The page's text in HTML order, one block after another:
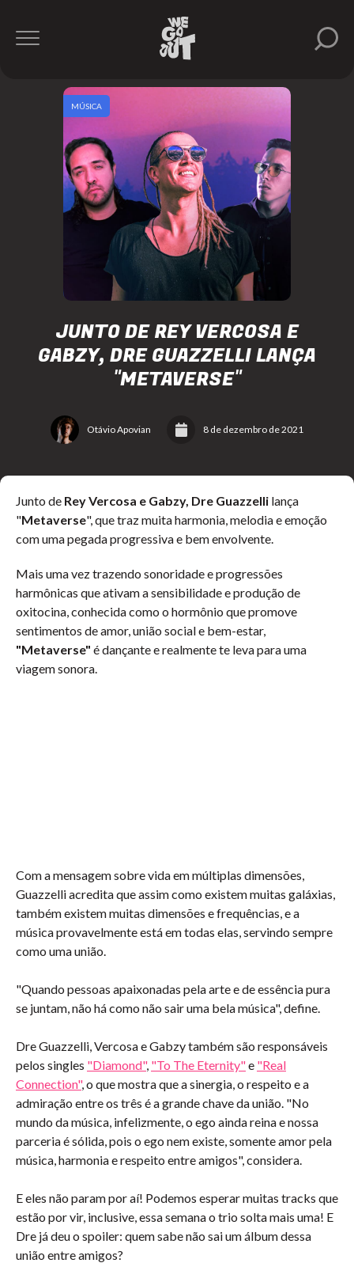
JUNTO DE REY VERCOSA E
GABZY, DRE GUAZZELLI LANÇA
"METAVERSE"
Otávio Apovian 8 de dezembro de 2021
MÚSICA
Junto de Rey Vercosa e Gabzy, Dre Guazzelli lança
"Metaverse", que traz muita harmonia, melodia e emoção
com uma pegada progressiva e bem envolvente.
Mais uma vez trazendo sonoridade e progressões
harmônicas que ativam a sensibilidade e produção de
oxitocina, conhecida como o hormônio que promove
sentimentos de amor, união social e bem-estar,
"Metaverse" é dançante e realmente te leva para uma
viagem sonora.
Com a mensagem sobre vida em múltiplas dimensões,
Guazzelli acredita que assim como existem muitas galáxias,
também existem muitas dimensões e frequências, e a
música provavelmente está em todas elas, servindo sempre
como uma união.
"Quando pessoas apaixonadas pela arte e de essência pura
se juntam, não há como não sair uma bela música", define.
Dre Guazzelli, Vercosa e Gabzy também são responsáveis
pelos singles "Diamond", "To The Eternity"e "Real
Connection", o que mostra que a sinergia, o respeito e a
admiração entre os três é a grande chave da união. "No
mundo da música, infelizmente, o ego ainda reina e nossa
parceria é sólida, pois o ego nem existe, somente amor pela
música, harmonia e respeito entre amigos", considera.
E eles não param por aí! Podemos esperar muitas tracks que
estão por vir, inclusive, essa semana o trio solta mais uma! E
Dre já deu o spoiler: quem sabe não sai um álbum dessa
união entre amigos?